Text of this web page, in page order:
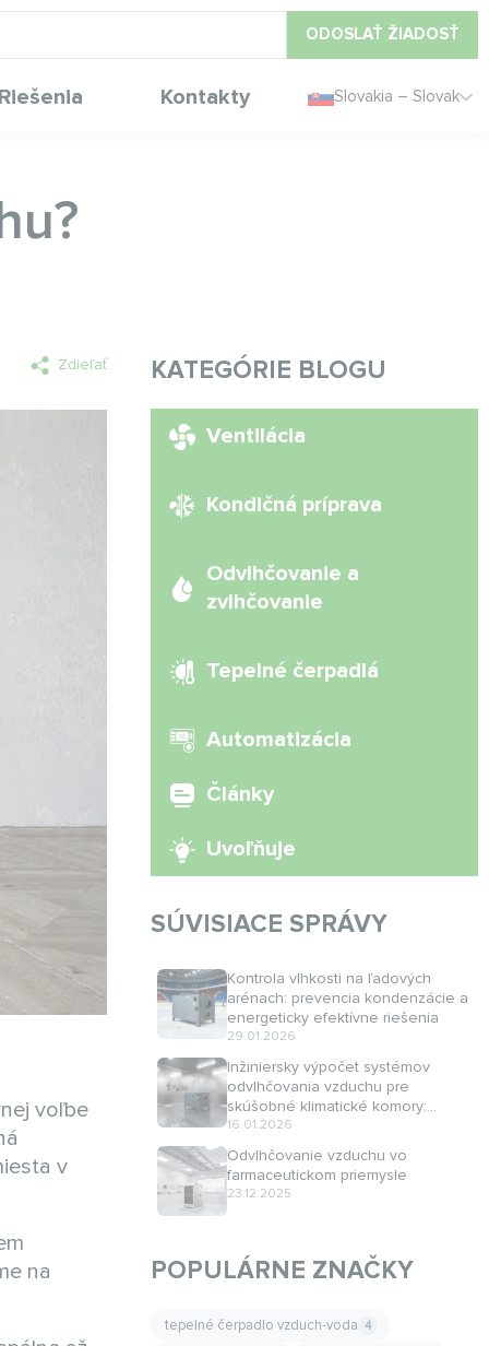
ODOSLAŤ ŽIADOSŤ
Riešenia Kontakty Slovakia – Slovak
Zdieľať
voľbe
v
na
KATEGÓRIE BLOGU
Ventilácia
Kondičná príprava
Odvlhčovanie a
zvlhčovanie
Tepelné čerpadlá
Automatizácia
Články
Uvoľňuje
SÚVISIACE SPRÁVY
Kontrola vlhkosti na ľadových
arénach: prevencia kondenzácie a
energeticky efektívne riešenia
29.01.2026
Inžiniersky výpočet systémov
odvlhčovania vzduchu pre
skúšobné klimatické komory:
regulácia vlhkosti pri dynamických
režimoch
16.01.2026
Odvlhčovanie vzduchu vo
farmaceutickom priemysle
23.12.2025
POPULÁRNE ZNAČKY
tepelné čerpadlo vzduch-voda 4